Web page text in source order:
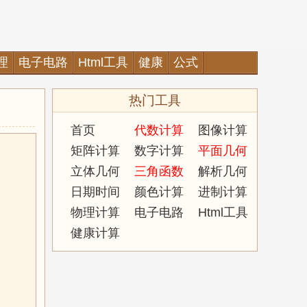
电子电路 Html工具 健康 公式
热门工具
首页 代数计算
图像计算
矩阵计算
数字计算
平面几何
立体几何
三角函数
解析几何
日期时间
颜色计算
进制计算
物理计算
电子电路
Html工具
健康计算